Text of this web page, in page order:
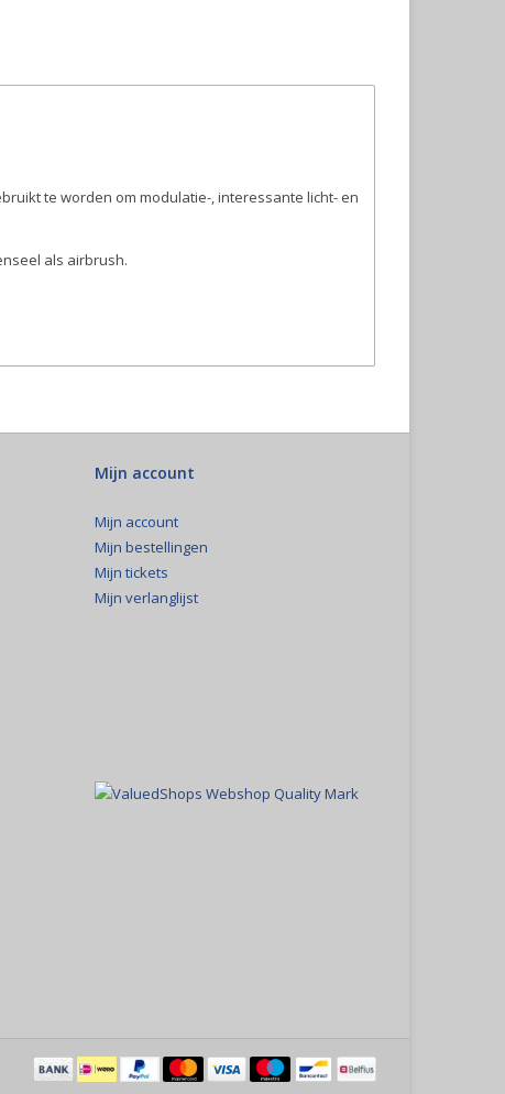
te worden om modulatie-, interessante licht- en
als airbrush.
Mijn account
Mijn account
Mijn bestellingen
Mijn tickets
Mijn verlanglijst